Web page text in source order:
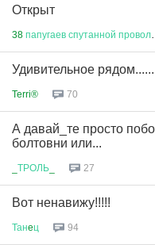
Открыт
38 папугаев спутанной проволок
Удивительное
Terri® 70
А давай_те просто
болтовни или...
ТРОЛЬ 27
Вот ненавижу!!!!!
Танeц 94